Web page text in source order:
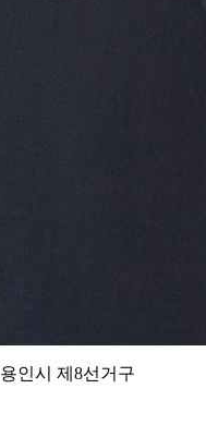
용인시 제8선거구